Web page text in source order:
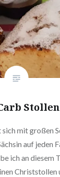
Stollen
mit großen
auf jeden
ich an diesem
Christstollen
❅